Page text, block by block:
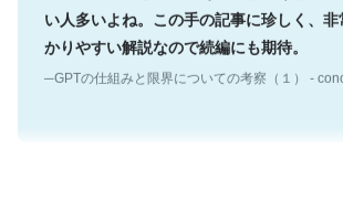
い人多いよね。この手の記事に珍しく、非
かりやすい解説なので続編にも期待。
─GPTの仕組みと限界についての考察（１） -